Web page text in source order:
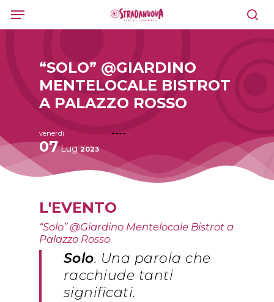
main
Menu
“SOLO” @GIARDINO
MENTELOCALE BISTROT
A PALAZZO ROSSO
venerdì
07 Lug 2023
----
L'EVENTO
“Solo” @Giardino Mentelocale Bistrot a
Palazzo Rosso
Solo. Una parola che
racchiude tanti
significati.